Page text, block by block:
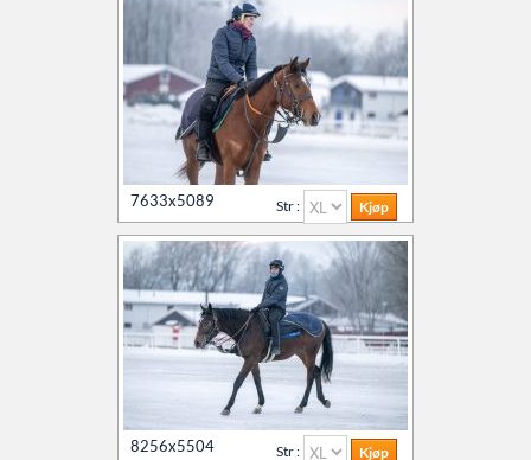
7633x5089 Str :
8256x5504 Str :